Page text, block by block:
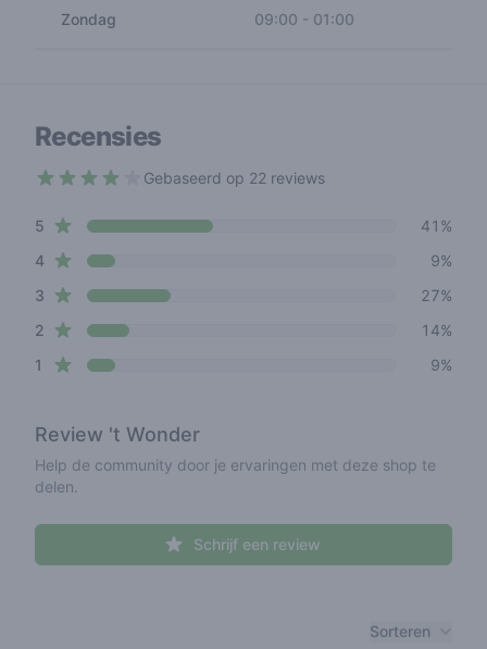
Zondag 09:00 - 01:00
Recensies
Gebaseerd op 22 reviews
Review data
5 star reviews
41%
4star reviews
9%
3 star reviews
27%
2 star reviews
14%
1 star reviews 9%
Review 't Wonder
Help de community door je ervaringen met deze shop te
delen.
Schrijf een review
Sorteren